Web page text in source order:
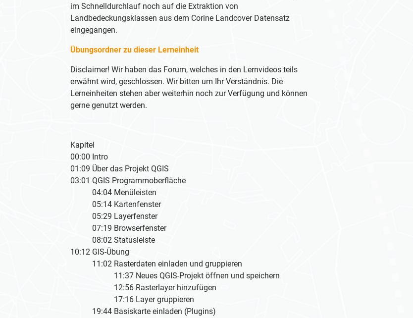
im Schnelldurchlauf noch auf die Extraktion von
Landbedeckungsklassen aus dem Corine Landcover Datensatz
eingegangen.
Übungsordner zu dieser Lerneinheit
Disclaimer! Wir haben das Forum, welches in den Lernvideos teils
erwähnt wird, geschlossen. Wir bitten um Ihr Verständnis. Die
Lerneinheiten stehen aber weiterhin noch zur Verfügung und können
gerne genutzt werden.
Kapitel
00:00 Intro
01:09 Über das Projekt QGIS
03:01 QGIS Programmoberfläche
04:04 Menüleisten
05:14 Kartenfenster
05:29 Layerfenster
07:19 Browserfenster
08:02 Statusleiste
10:12 GIS-Übung
11:02 Rasterdaten einladen und gruppieren
11:37 Neues QGIS-Projekt öffnen und speichern
12:56 Rasterlayer hinzufügen
17:16 Layer gruppieren
19:44 Basiskarte einladen (Plugins)